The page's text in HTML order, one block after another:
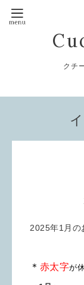
クチ
2025年1月の
＊ 赤太字が